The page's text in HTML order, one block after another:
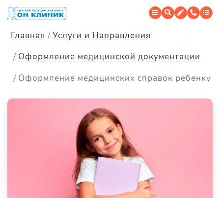
Главная
Услуги и Направления
Оформление медицинской документации
Оформление медицинских справок ребенку